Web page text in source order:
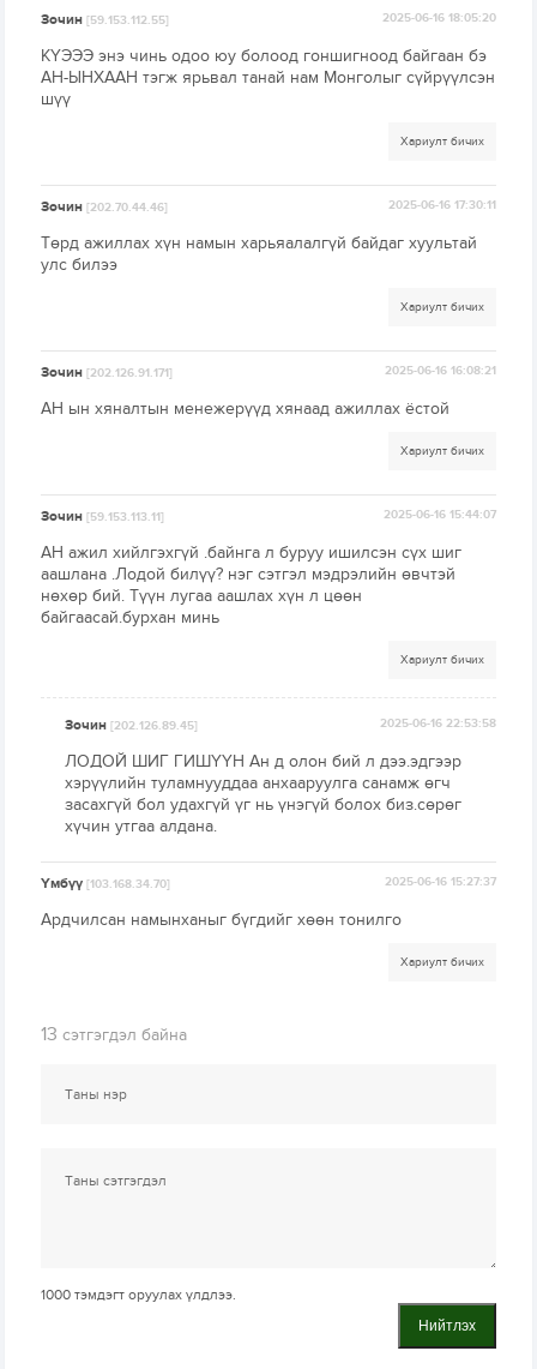
Зочин[59.153.112.55] 2025-06-16 18:05:20
КҮЭЭЭ энэ чинь одоо юу болоод гоншигноод байгаан бэ
АН-ЫНХААН тэгж ярьвал танай нам Монголыг сүйрүүлсэн
шүү
Хариулт бичих
Зочин[202.70.44.46] 2025-06-16 17:30:11
Төрд ажиллах хүн намын харьяалалгүй байдаг хуультай
улс билээ
Хариулт бичих
Зочин[202.126.91.171] 2025-06-16 16:08:21
АН ын хяналтын менежерүүд хянаад ажиллах ёстой
Хариулт бичих
Зочин[59.153.113.11] 2025-06-16 15:44:07
АН ажил хийлгэхгүй .байнга л буруу ишилсэн сүх шиг
аашлана .Лодой билүү? нэг сэтгэл мэдрэлийн өвчтэй
нөхөр бий. Түүн лугаа аашлах хүн л цөөн
байгаасай.бурхан минь
Хариулт бичих
Зочин[202.126.89.45] 2025-06-16 22:53:58
ЛОДОЙ ШИГ ГИШҮҮН Ан д олон бий л дээ.эдгээр
хэрүүлийн туламнууддаа анхааруулга санамж өгч
засахгүй бол удахгүй үг нь үнэгүй болох биз.сөрөг
хүчин утгаа алдана.
Үмбүү[103.168.34.70] 2025-06-16 15:27:37
Ардчилсан намынханыг бүгдийг хөөн тонилго
Хариулт бичих
13 сэтгэгдэл байна
1000 тэмдэгт оруулах үлдлээ.
Нийтлэх